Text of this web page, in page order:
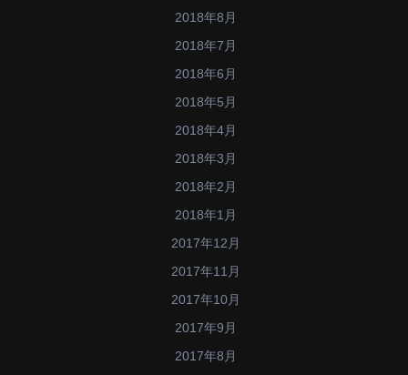
2018年8月
2018年7月
2018年6月
2018年5月
2018年4月
2018年3月
2018年2月
2018年1月
2017年12月
2017年11月
2017年10月
2017年9月
2017年8月